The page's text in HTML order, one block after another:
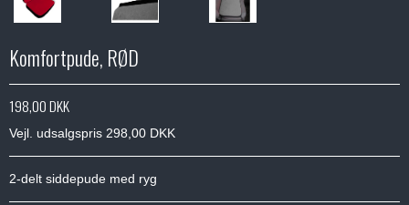
Komfortpude, RØD
198,00 DKK
Vejl. udsalgspris 298,00 DKK
2-delt siddepude med ryg